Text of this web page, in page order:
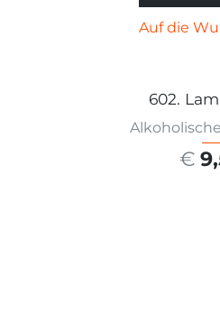
Auf die
602.
€